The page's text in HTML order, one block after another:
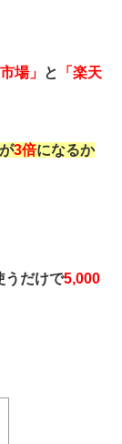
場」 と
「楽天
3倍になるか
うだけで5,000